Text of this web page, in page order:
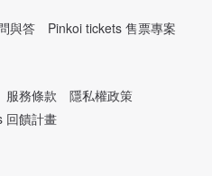
與答 Pinkoi tickets 售票專案
服務條款
隱私權政策
回饋計畫